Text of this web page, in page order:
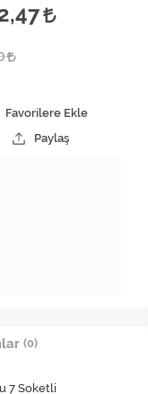
Favorilere Ekle
Paylaş
(0)
7 Soketli